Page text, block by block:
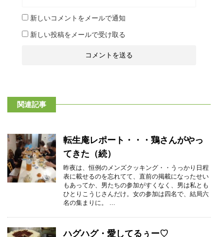
新しいコメントをメールで通知
新しい投稿をメールで受け取る
関連記事
転生庵レポート・・・鶏さんがやっ
てきた（続）
昨夜は、恒例のメンズクッキング・・うっかり日程
表に載せるのを忘れてて、直前の掲載になったせい
もあってか、男たちの参加がすくなく、男は私とも
ひとりこうじさんだけ。女の参加は四名で、結局六
名の集まりに。 ...
ハグハグ・愛してるぅー♡